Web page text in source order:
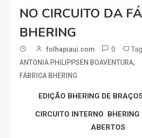
NO CIRCUITO DA
BHERING
folhapiaui.com 0
ANTONIA PHILIPPSEN BOAVENTURA,
FÁBRICA BHERING
EDIÇÃO BHERING DE
CIRCUITO INTERNO BHERING
ABERTOS